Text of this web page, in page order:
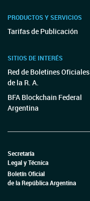
PRODUCTOS Y SERVICIOS
Tarifas de Publicación
SITIOS DE INTERÉS
Red de Boletines Oficiales
de la R. A.
BFA Blockchain Federal
Argentina
Secretaría
Legal y Técnica
Boletín Oficial
de la República Argentina